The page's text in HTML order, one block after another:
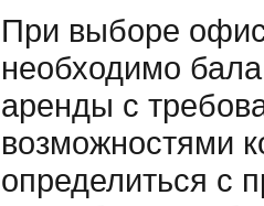
При выборе
необходимо
аренды с
возможностями
определиться с